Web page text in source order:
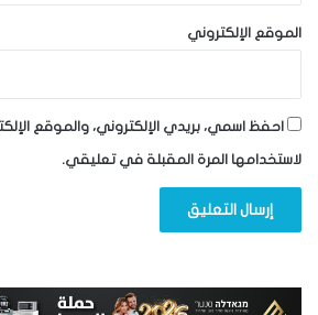
الموقع الإلكتروني
احفظ اسمي، بريدي الإلكتروني، والموقع
لاستخدامها المرة المقبلة في تعليقي.